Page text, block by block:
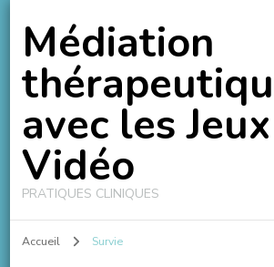
Médiation
avec les Jeux
Vidéo
PRATIQUES CLINIQUES
Accueil Survie